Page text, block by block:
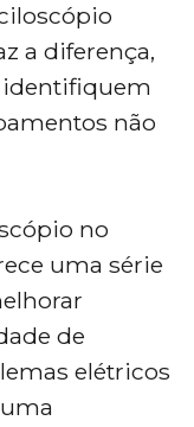
a diferença,
não
no
uma série
de
elétricos